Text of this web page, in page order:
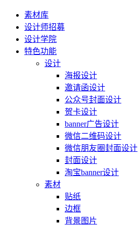
素材库
设计师招募
设计学院
特色功能
设计
海报设计
邀请函设计
公众号封面设计
贺卡设计
banner广告设计
微信二维码设计
微信朋友圈封面设计
封面设计
淘宝banner设计
素材
贴纸
边框
背景图片